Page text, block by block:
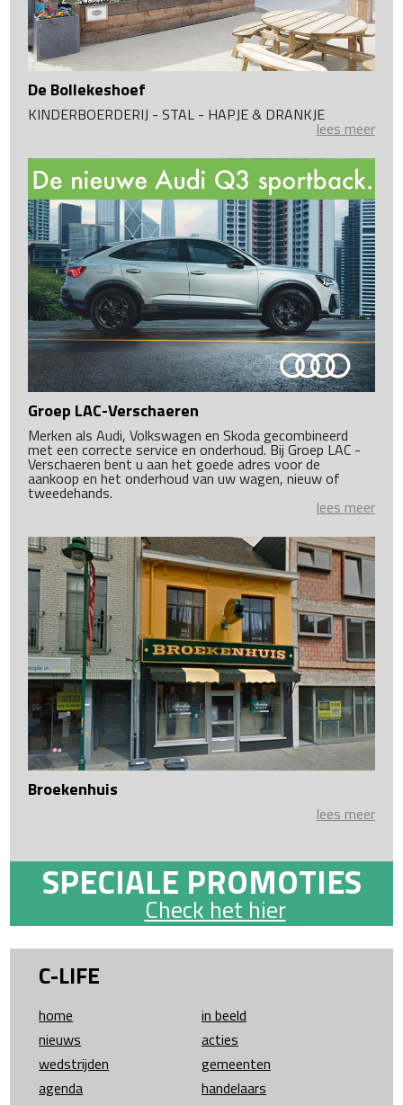
De Bollekeshoef
KINDERBOERDERIJ - STAL - HAPJE & DRANKJE
lees meer
Groep LAC-Verschaeren
Merken als Audi, Volkswagen en Skoda gecombineerd
met een correcte service en onderhoud. Bij Groep LAC -
Verschaeren bent u aan het goede adres voor de
aankoop en het onderhoud van uw wagen, nieuw of
tweedehands.
lees meer
Broekenhuis
lees meer
SPECIALE PROMOTIES
Check het hier
C-LIFE
home
in beeld
nieuws
acties
wedstrijden
gemeenten
agenda
handelaars